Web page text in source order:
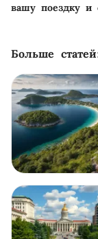
вашу поездку и
Больше статей